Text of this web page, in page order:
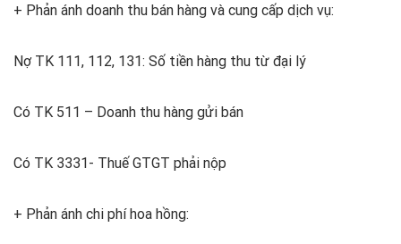
+ Phản ánh doanh thu bán hàng và cung cấp dịch vụ:
Nợ TK 111, 112, 131: Số tiền hàng thu từ đại lý
Có TK 511 – Doanh thu hàng gửi bán
Có TK 3331- Thuế GTGT phải nộp
+ Phản ánh chi phí hoa hồng: